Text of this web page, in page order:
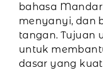
bahasa
menyanyi, dan
tangan. Tujuan
untuk
dasar yang